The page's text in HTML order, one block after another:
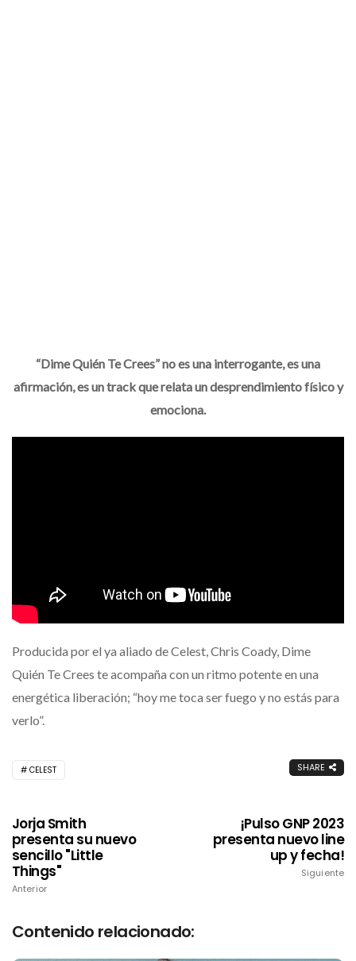
“Dime Quién Te Crees” no es una interrogante, es una
afirmación, es un track que relata un desprendimiento físico y
emociona.
Producida por el ya aliado de Celest, Chris Coady, Dime
Quién Te Crees te acompaña con un ritmo potente en una
energética liberación; “hoy me toca ser fuego y no estás para
verlo”.
CELEST SHARE
Jorja Smith
presenta su nuevo
sencillo "Little
Things"
Anterior
¡Pulso GNP 2023
presenta nuevo line
up y fecha!
Siguiente
Contenido relacionado: